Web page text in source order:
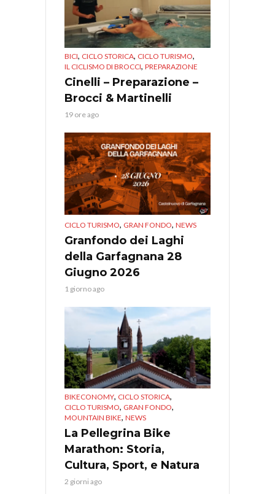
BICI, CICLO STORICA, CICLO TURISMO,
IL CICLISMO DI BROCCI, PREPARAZIONE
Cinelli – Preparazione –
Brocci & Martinelli
19 ore ago
CICLO TURISMO, GRAN FONDO, NEWS
Granfondo dei Laghi
della Garfagnana 28
Giugno 2026
1 giorno ago
BIKECONOMY, CICLO STORICA,
CICLO TURISMO, GRAN FONDO,
MOUNTAIN BIKE, NEWS
La Pellegrina Bike
Marathon: Storia,
Cultura, Sport, e Natura
2 giorni ago